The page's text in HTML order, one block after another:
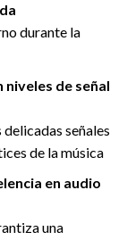
durante la
niveles de señal
señales
de la música
en audio
una